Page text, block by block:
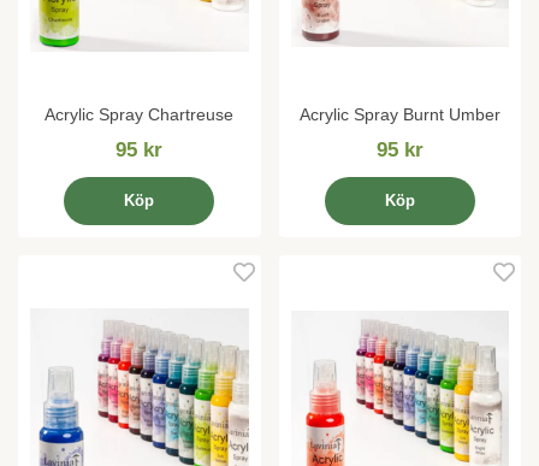
Acrylic Spray Chartreuse
95 kr
Köp
Acrylic Spray Burnt Umber
95 kr
Köp